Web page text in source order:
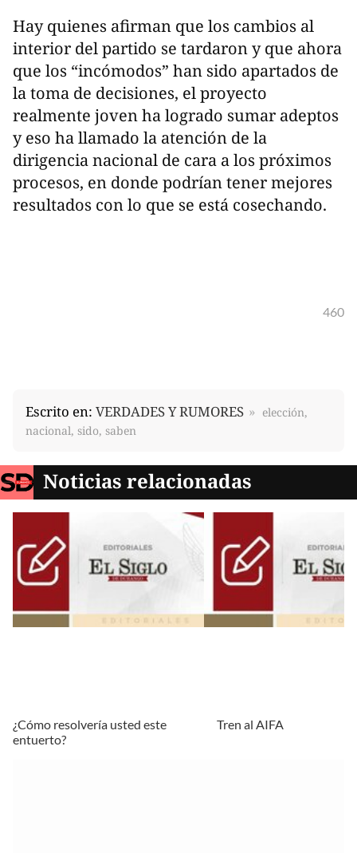
Hay quienes afirman que los cambios al
interior del partido se tardaron y que ahora
que los “incómodos” han sido apartados de
la toma de decisiones, el proyecto
realmente joven ha logrado sumar adeptos
y eso ha llamado la atención de la
dirigencia nacional de cara a los próximos
procesos, en donde podrían tener mejores
resultados con lo que se está cosechando.
460
Escrito en: VERDADES Y RUMORES
elección,
nacional, sido, saben
Noticias relacionadas
¿Cómo resolvería usted este
entuerto?
Tren al AIFA